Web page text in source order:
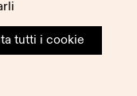
tutti i cookie